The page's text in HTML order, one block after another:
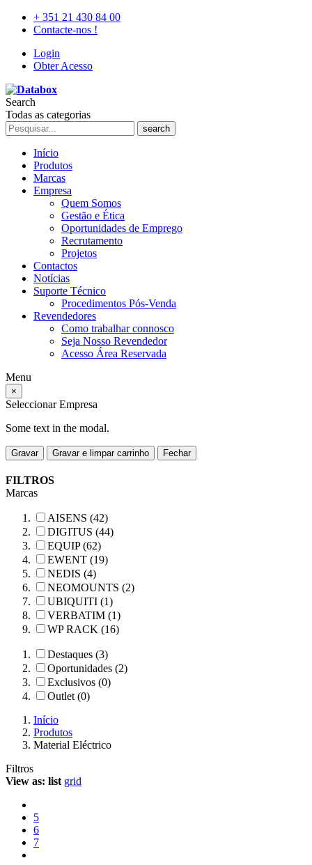
+ 351 21 430 84 00
Contacte-nos !
Login
Obter Acesso
Search
Todas as categorias
search
Início
Produtos
Marcas
Empresa
Quem Somos
Gestão e Ética
Oportunidades de Emprego
Recrutamento
Projetos
Contactos
Notícias
Suporte Técnico
Procedimentos Pós-Venda
Revendedores
Como trabalhar connosco
Seja Nosso Revendedor
Acesso Área Reservada
Menu
×
Seleccionar Empresa
Some text in the modal.
Gravar Gravar e limpar carrinho Fechar
FILTROS
Marcas
AISENS (42)
DIGITUS (44)
EQUIP (62)
EWENT (19)
NEDIS (4)
NEOMOUNTS (2)
UBIQUITI (1)
VERBATIM (1)
WP RACK (16)
Destaques (3)
Oportunidades (2)
Exclusivos (0)
Outlet (0)
Início
Produtos
Material Eléctrico
Filtros
View as: list grid
5
6
7